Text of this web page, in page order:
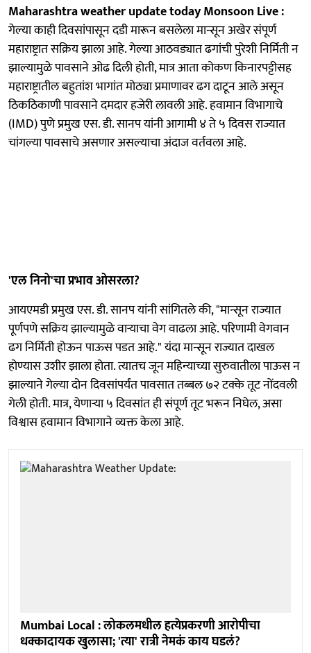
Maharashtra weather update today Monsoon Live :
गेल्या काही दिवसांपासून दडी मारून बसलेला मान्सून अखेर संपूर्ण
महाराष्ट्रात सक्रिय झाला आहे. गेल्या आठवड्यात ढगांची पुरेशी निर्मिती न
झाल्यामुळे पावसाने ओढ दिली होती, मात्र आता कोकण किनारपट्टीसह
महाराष्ट्रातील बहुतांश भागांत मोठ्या प्रमाणावर ढग दाटून आले असून
ठिकठिकाणी पावसाने दमदार हजेरी लावली आहे. हवामान विभागाचे
(IMD) पुणे प्रमुख एस. डी. सानप यांनी आगामी ४ ते ५ दिवस राज्यात
चांगल्या पावसाचे असणार असल्याचा अंदाज वर्तवला आहे.
'एल निनो'चा प्रभाव ओसरला?
आयएमडी प्रमुख एस. डी. सानप यांनी सांगितले की, "मान्सून राज्यात
पूर्णपणे सक्रिय झाल्यामुळे वाऱ्याचा वेग वाढला आहे. परिणामी वेगवान
ढग निर्मिती होऊन पाऊस पडत आहे." यंदा मान्सून राज्यात दाखल
होण्यास उशीर झाला होता. त्यातच जून महिन्याच्या सुरुवातीला पाऊस न
झाल्याने गेल्या दोन दिवसांपर्यंत पावसात तब्बल ७२ टक्के तूट नोंदवली
गेली होती. मात्र, येणाऱ्या ५ दिवसांत ही संपूर्ण तूट भरून निघेल, असा
विश्वास हवामान विभागाने व्यक्त केला आहे.
Mumbai Local : लोकलमधील हत्येप्रकरणी आरोपीचा
धक्कादायक खुलासा; 'त्या' रात्री नेमकं काय घडलं?